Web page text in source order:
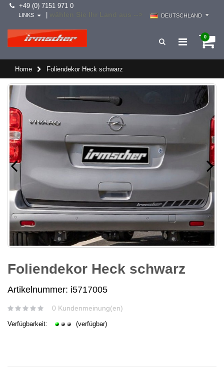
+49 (0) 7151 971 0
DEUTSCHLAND
LINKS
0
Home Foliendekor Heck schwarz
Foliendekor Heck schwarz
Artikelnummer: i5717005
0 Kundenmeinung(en)
Verfügbarkeit: (verfügbar)